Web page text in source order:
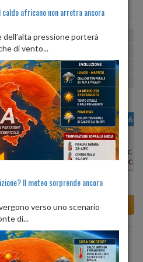
min:20º max:25º U:
min:26º max:27º
min:20º max:26º U:64% 81%
min: 20º max:21º U:86%
13
26°C
27°C
VEN 14
Max:27°C
SAB 15
Min:26°C
Max:28°C
DOM 16
28°C
Max:30°C
tra 4 giorni
africano non arretra ancora
pressione porterà
di vento...
Il meteo sorprende ancora
verso uno scenario
di...